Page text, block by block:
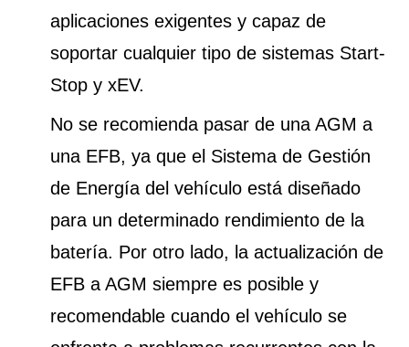
aplicaciones exigentes y capaz de
soportar cualquier tipo de sistemas Start-
Stop y xEV.
No se recomienda pasar de una AGM a
una EFB, ya que el Sistema de Gestión
de Energía del vehículo está diseñado
para un determinado rendimiento de la
batería. Por otro lado, la actualización de
EFB a AGM siempre es posible y
recomendable cuando el vehículo se